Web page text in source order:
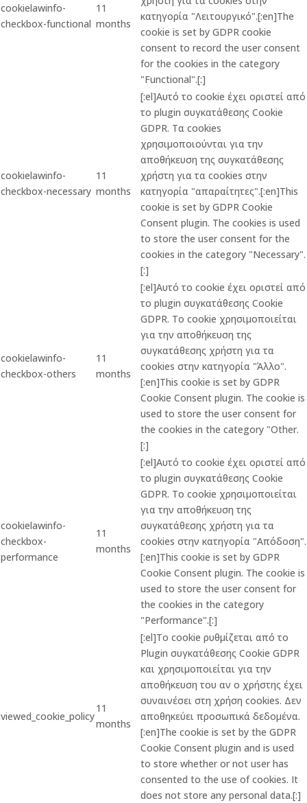
cookielawinfo-
checkbox-functional
11
months
κατηγορία "Λειτουργικό".[:en]The
cookie is set by GDPR cookie
consent to record the user consent
for the cookies in the category
"Functional".[:]
cookielawinfo-
checkbox-necessary
11
months
[:el]Αυτό το cookie έχει οριστεί από
το plugin συγκατάθεσης Cookie
GDPR. Τα cookies
χρησιμοποιούνται για την
αποθήκευση της συγκατάθεσης
χρήστη για τα cookies στην
κατηγορία "απαραίτητες".[:en]This
cookie is set by GDPR Cookie
Consent plugin. The cookies is used
to store the user consent for the
cookies in the category "Necessary".
[:]
cookielawinfo-
checkbox-others
11
months
[:el]Αυτό το cookie έχει οριστεί από
το plugin συγκατάθεσης Cookie
GDPR. Το cookie χρησιμοποιείται
για την αποθήκευση της
συγκατάθεσης χρήστη για τα
cookies στην κατηγορία "Άλλο".
[:en]This cookie is set by GDPR
Cookie Consent plugin. The cookie is
used to store the user consent for
the cookies in the category "Other.
[:]
cookielawinfo-
checkbox-
performance
11
months
[:el]Αυτό το cookie έχει οριστεί από
το plugin συγκατάθεσης Cookie
GDPR. Το cookie χρησιμοποιείται
για την αποθήκευση της
συγκατάθεσης χρήστη για τα
cookies στην κατηγορία "Απόδοση".
[:en]This cookie is set by GDPR
Cookie Consent plugin. The cookie is
used to store the user consent for
the cookies in the category
"Performance".[:]
viewed_cookie_policy
11
months
[:el]Το cookie ρυθμίζεται από το
Plugin συγκατάθεσης Cookie GDPR
και χρησιμοποιείται για την
αποθήκευση του αν ο χρήστης έχει
συναινέσει στη χρήση cookies. Δεν
αποθηκεύει προσωπικά δεδομένα.
[:en]The cookie is set by the GDPR
Cookie Consent plugin and is used
to store whether or not user has
consented to the use of cookies. It
does not store any personal data.[:]